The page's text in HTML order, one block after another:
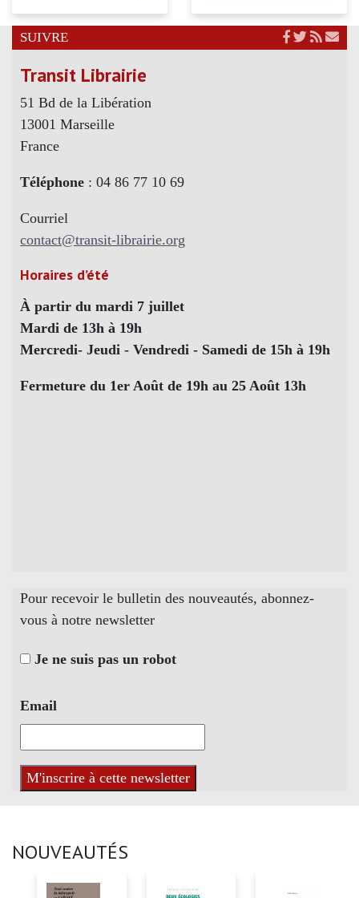
SUIVRE
Transit Librairie
51 Bd de la Libération
13001 Marseille
France
Téléphone : 04 86 77 10 69
Courriel
contact@transit-librairie.org
Horaires d’été
À partir du mardi 7 juillet
Mardi de 13h à 19h
Mercredi- Jeudi - Vendredi - Samedi de 15h à 19h
Fermeture du 1er Août de 19h au 25 Août 13h
Pour recevoir le bulletin des nouveautés, abonnez-
vous à notre newsletter
Je ne suis pas un robot
Email
NOUVEAUTÉS